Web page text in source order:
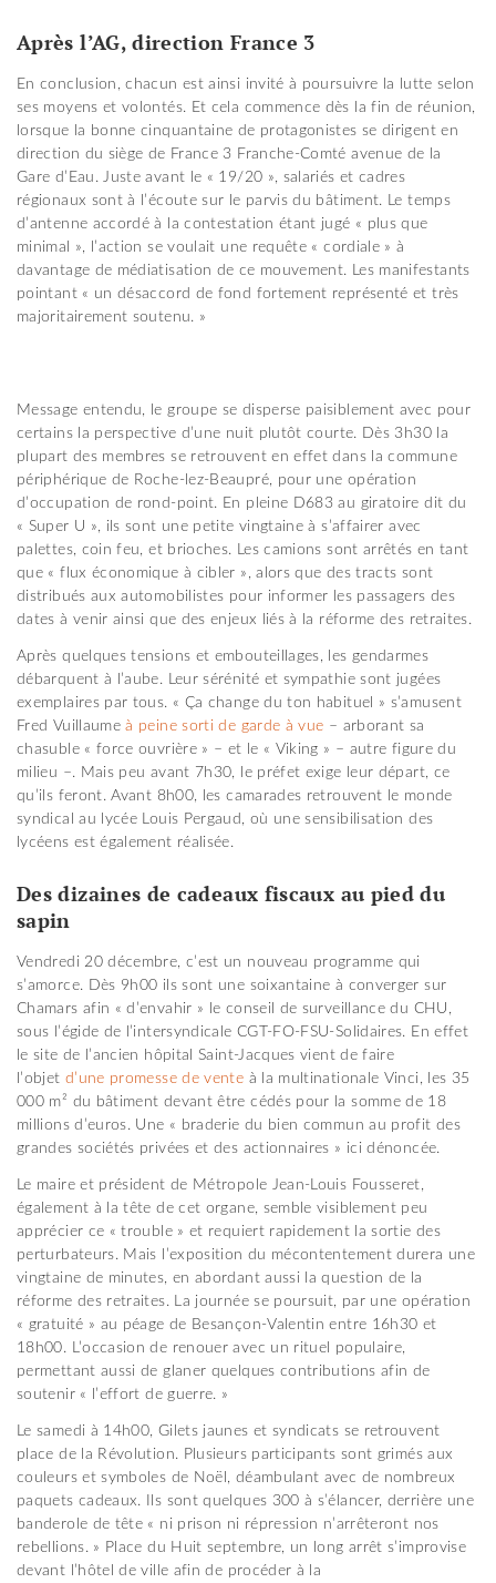
Après l’AG, direction France 3
En conclusion, chacun est ainsi invité à poursuivre la lutte selon
ses moyens et volontés. Et cela commence dès la fin de réunion,
lorsque la bonne cinquantaine de protagonistes se dirigent en
direction du siège de France 3 Franche-Comté avenue de la
Gare d’Eau. Juste avant le « 19/20 », salariés et cadres
régionaux sont à l’écoute sur le parvis du bâtiment. Le temps
d’antenne accordé à la contestation étant jugé « plus que
minimal », l’action se voulait une requête « cordiale » à
davantage de médiatisation de ce mouvement. Les manifestants
pointant « un désaccord de fond fortement représenté et très
majoritairement soutenu. »
Message entendu, le groupe se disperse paisiblement avec pour
certains la perspective d’une nuit plutôt courte. Dès 3h30 la
plupart des membres se retrouvent en effet dans la commune
périphérique de Roche-lez-Beaupré, pour une opération
d’occupation de rond-point. En pleine D683 au giratoire dit du
« Super U », ils sont une petite vingtaine à s’affairer avec
palettes, coin feu, et brioches. Les camions sont arrêtés en tant
que « flux économique à cibler », alors que des tracts sont
distribués aux automobilistes pour informer les passagers des
dates à venir ainsi que des enjeux liés à la réforme des retraites.
Après quelques tensions et embouteillages, les gendarmes
débarquent à l’aube. Leur sérénité et sympathie sont jugées
exemplaires par tous. « Ça change du ton habituel » s’amusent
Fred Vuillaumeà peine sorti de garde à vue – arborant sa
chasuble « force ouvrière » – et le « Viking » – autre figure du
milieu –. Mais peu avant 7h30, le préfet exige leur départ, ce
qu’ils feront. Avant 8h00, les camarades retrouvent le monde
syndical au lycée Louis Pergaud, où une sensibilisation des
lycéens est également réalisée.
Des dizaines de cadeaux fiscaux au pied du
sapin
Vendredi 20 décembre, c’est un nouveau programme qui
s’amorce. Dès 9h00 ils sont une soixantaine à converger sur
Chamars afin « d’envahir » le conseil de surveillance du CHU,
sous l’égide de l’intersyndicale CGT-FO-FSU-Solidaires. En effet
le site de l’ancien hôpital Saint-Jacques vient de faire
l’objet d’une promesse de vente à la multinationale Vinci, les 35
000 m² du bâtiment devant être cédés pour la somme de 18
millions d’euros. Une « braderie du bien commun au profit des
grandes sociétés privées et des actionnaires » ici dénoncée.
Le maire et président de Métropole Jean-Louis Fousseret,
également à la tête de cet organe, semble visiblement peu
apprécier ce « trouble » et requiert rapidement la sortie des
perturbateurs. Mais l’exposition du mécontentement durera une
vingtaine de minutes, en abordant aussi la question de la
réforme des retraites. La journée se poursuit, par une opération
« gratuité » au péage de Besançon-Valentin entre 16h30 et
18h00. L’occasion de renouer avec un rituel populaire,
permettant aussi de glaner quelques contributions afin de
soutenir « l’effort de guerre. »
Le samedi à 14h00, Gilets jaunes et syndicats se retrouvent
place de la Révolution. Plusieurs participants sont grimés aux
couleurs et symboles de Noël, déambulant avec de nombreux
paquets cadeaux. Ils sont quelques 300 à s’élancer, derrière une
banderole de tête « ni prison ni répression n’arrêteront nos
rebellions. » Place du Huit septembre, un long arrêt s’improvise
devant l’hôtel de ville afin de procéder à la